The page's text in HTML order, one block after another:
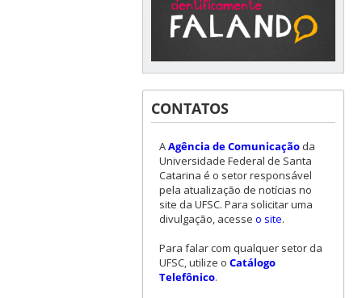
CONTATOS
AAgência de Comunicaçãoda
Universidade Federal de Santa
Catarina é o setor responsável
pela atualização de notícias no
site da UFSC. Para solicitar uma
divulgação, acesse o site.
Para falar com qualquer setor da
UFSC, utilize o Catálogo
Telefônico.